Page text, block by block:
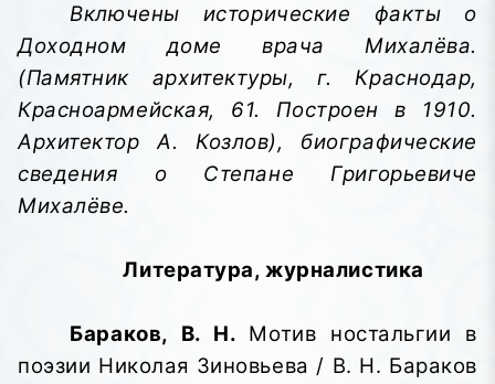
Включены исторические факты о
Доходном доме врача Михалёва.
(Памятник архитектуры, г. Краснодар,
Красноармейская, 61. Построен в 1910.
Архитектор А. Козлов), биографические
сведения о Степане Григорьевиче
Михалёве.
Литература, журналистика
Бараков, В. Н. Мотив ностальгии в
поэзии Николая Зиновьева / В. Н. Бараков